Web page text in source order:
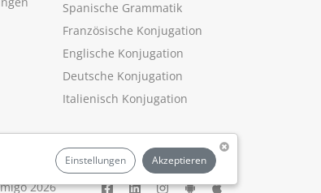
Einstellungen Akzeptieren
Spanische Grammatik
Französische Konjugation
Englische Konjugation
Deutsche Konjugation
Italienisch Konjugation
2026